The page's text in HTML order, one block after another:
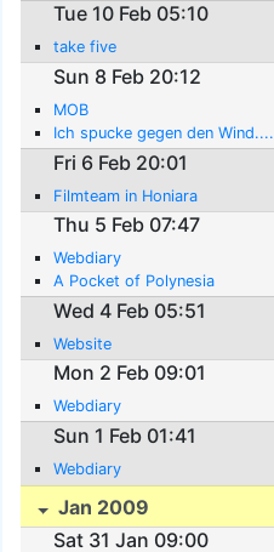
Tue 10 Feb 05:10
take five
Sun 8 Feb 20:12
MOB
Ich spucke gegen den Wind....
Fri 6 Feb 20:01
Filmteam in Honiara
Thu 5 Feb 07:47
Webdiary
A Pocket of Polynesia
Wed 4 Feb 05:51
Website
Mon 2 Feb 09:01
Webdiary
Sun 1 Feb 01:41
Webdiary
Jan 2009
Sat 31 Jan 09:00